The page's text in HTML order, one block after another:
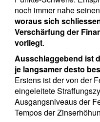
noch immer nahe
woraus sich
Verschärfung der
vorliegt.
Ausschlaggebend ist
je langsamer desto
Erstens ist der von der
eingeleitete
Ausgangsniveaus der
Tempos der